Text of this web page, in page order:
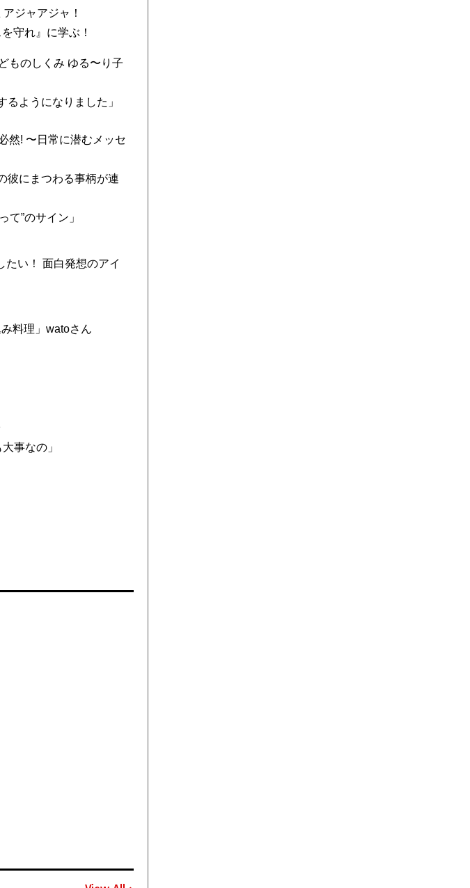
ジャアジャ！
守れ』に学ぶ！
ものしくみ ゆる〜り子
るようになりました」
然! 〜日常に潜むメッセ
彼にまつわる事柄が連
て”のサイン」
たい！ 面白発想のアイ
料理」watoさん
事なの」